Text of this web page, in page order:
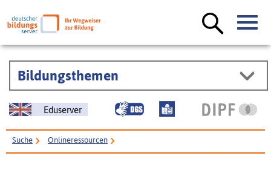
Bildungsthemen
Eduserver
Suche Onlineressourcen